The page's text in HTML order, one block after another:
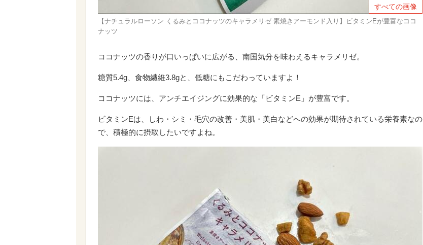
すべての画像
【ナチュラルローソン くるみとココナッツのキャラメリゼ 素焼きアーモンド入り】ビタミンEが豊富なココ
ナッツ
ココナッツの香りが口いっぱいに広がる、南国気分を味わえるキャラメリゼ。
糖質5.4g、食物繊維3.8gと、低糖にもこだわっていますよ！
ココナッツには、アンチエイジングに効果的な「ビタミンE」が豊富です。
ビタミンEは、しわ・シミ・毛穴の改善・美肌・美白などへの効果が期待されている栄養素なの
で、積極的に摂取したいですよね。